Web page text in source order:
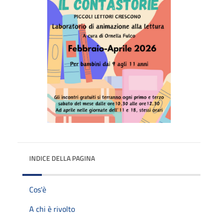
INDICE DELLA PAGINA
Cos'è
A chi è rivolto